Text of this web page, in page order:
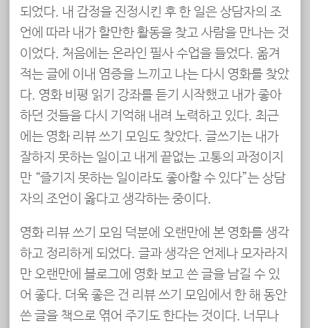
되었다. 내 감정을 진정시킨 후 한 일은 상담자의 조
언에 따라 내가 할만한 활동을 찾고 사람을 만나는 것
이었다. 처음에는 온라인 필사 수업을 들었다. 옮겨
적는 글에 이내 염증을 느끼고 나는 다시 영화를 찾았
다. 영화 비평 읽기 강좌를 듣기 시작했고 내가 좋아
하던 것들을 다시 기억해 내려 노력하고 있다. 최근
에는 영화 리뷰 쓰기 모임도 찾았다. 글쓰기는 내가
잘하지 못하는 일이고 내게 끝없는 고통의 과정이지
만 “즐기지 못하는 일이라도 좋아할 수 있다”는 상담
자의 조언이 옳다고 생각하는 중이다.
영화 리뷰 쓰기 모임 덕분에 오랜만에 본 영화를 생각
하고 정리하게 되었다. 글과 생각은 언제나 모자라지
만 오랜만에 블로그에 영화 보고 쓴 글을 남길 수 있
어 좋다. 더욱 좋은 건 리뷰 쓰기 모임에서 한 해 동안
쓴 글을 책으로 엮어 주기도 한다는 것이다. 너무나